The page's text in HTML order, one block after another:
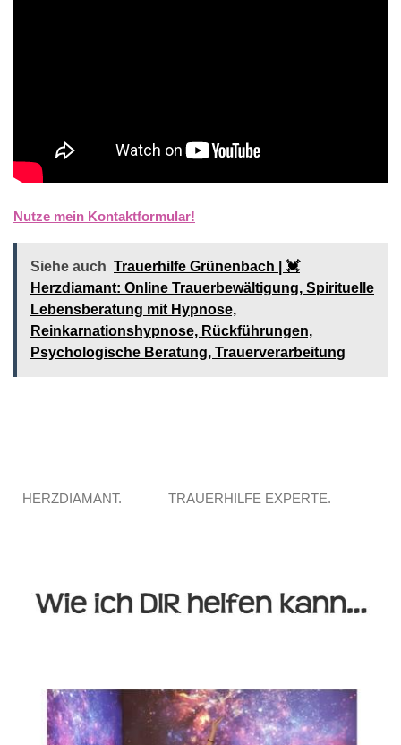
Nutze mein Kontaktformular!
Siehe auch Trauerhilfe Grünenbach | 💓️️
Herzdiamant: Online Trauerbewältigung, Spirituelle
Lebensberatung mit Hypnose,
Reinkarnationshypnose, Rückführungen,
Psychologische Beratung, Trauerverarbeitung
HERZDIAMANT. TRAUERHILFE EXPERTE.